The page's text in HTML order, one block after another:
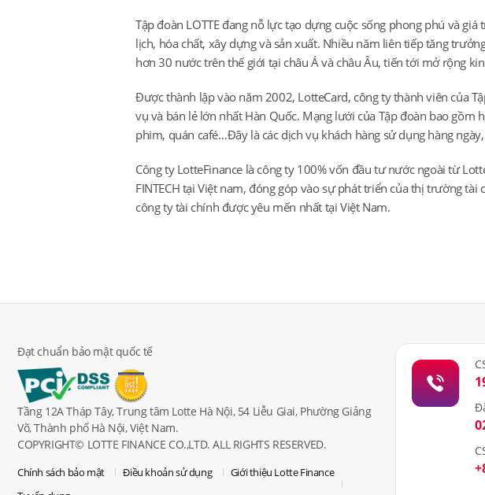
Tập đoàn LOTTE đang nỗ lực tạo dựng cuộc sống phong phú và
lịch, hóa chất, xây dựng và sản xuất. Nhiều năm liên tiếp tăng
hơn 30 nước trên thế giới tại châu Á và châu Âu, tiến tới mở rộng
Được thành lập vào năm 2002, LotteCard, công ty thành viên của
vụ và bán lẻ lớn nhất Hàn Quốc. Mạng lưới của Tập đoàn bao
phim, quán café…Đây là các dịch vụ khách hàng sử dụng hàng
Công ty LotteFinance là công ty 100% vốn đầu tư nước ngoài từ
FINTECH tại Việt nam, đóng góp vào sự phát triển của thị trường
công ty tài chính được yêu mến nhất tại Việt Nam.
Đạt chuẩn bảo mật quốc tế
Tầng 12A Tháp Tây, Trung tâm Lotte Hà Nội, 54 Liễu Giai, Phường Giảng
Võ, Thành phố Hà Nội, Việt Nam.
COPYRIGHT© LOTTE FINANCE CO.,LTD. ALL RIGHTS RESERVED.
Chính sách bảo mật Điều khoản sử dụng
Giới thiệu Lotte Finance